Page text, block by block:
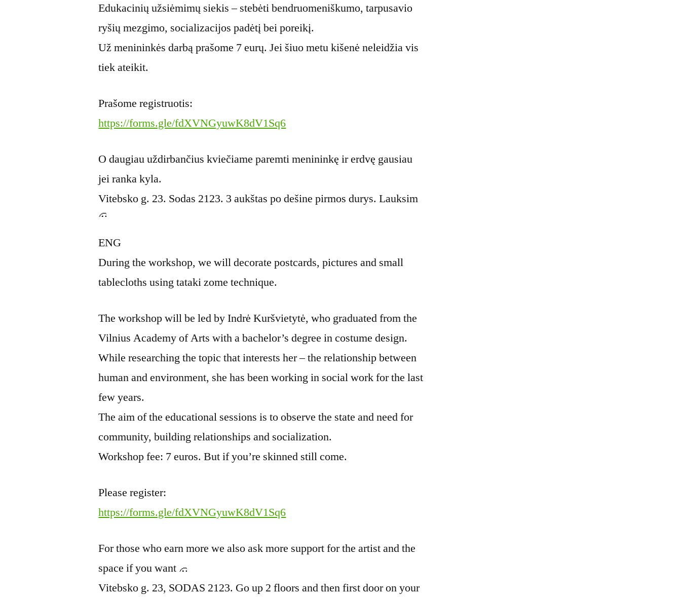
Edukacinių užsiėmimų siekis – stebėti bendruomeniškumo, tarpusavio
ryšių mezgimo, socializacijos padėtį bei poreikį.
Už menininkės darbą prašome 7 eurų. Jei šiuo metu kišenė neleidžia vis
tiek ateikit.
Prašome registruotis:
https://forms.gle/fdXVNGyuwK8dV1Sq6
O daugiau uždirbančius kviečiame paremti menininkę ir erdvę gausiau
jei ranka kyla.
Vitebsko g. 23. Sodas 2123. 3 aukštas po dešine pirmos durys. Lauksim
ENG
During the workshop, we will decorate postcards, pictures and small
tablecloths using tataki zome technique.
The workshop will be led by Indrė Kuršvietytė, who graduated from the
Vilnius Academy of Arts with a bachelor’s degree in costume design.
While researching the topic that interests her – the relationship between
human and environment, she has been working in social work for the last
few years.
The aim of the educational sessions is to observe the state and need for
community, building relationships and socialization.
Workshop fee: 7 euros. But if you’re skinned still come.
Please register:
https://forms.gle/fdXVNGyuwK8dV1Sq6
For those who earn more we also ask more support for the artist and the
space if you want
Vitebsko g. 23, SODAS 2123. Go up 2 floors and then first door on your